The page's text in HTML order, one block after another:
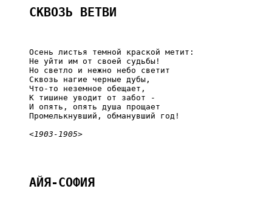
СКВОЗЬ ВЕТВИ
     Осень листья темной краской метит:
     Не уйти им от своей судьбы!
     Но светло и нежно небо светит
     Сквозь нагие черные дубы,
     Что-то неземное обещает,
     К тишине уводит от забот -
     И опять, опять душа прощает
     Промелькнувший, обманувший год!
<1903-1905>
АЙЯ-СОФИЯ